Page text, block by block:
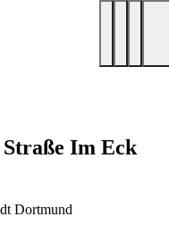
Im Eck
Dortmund